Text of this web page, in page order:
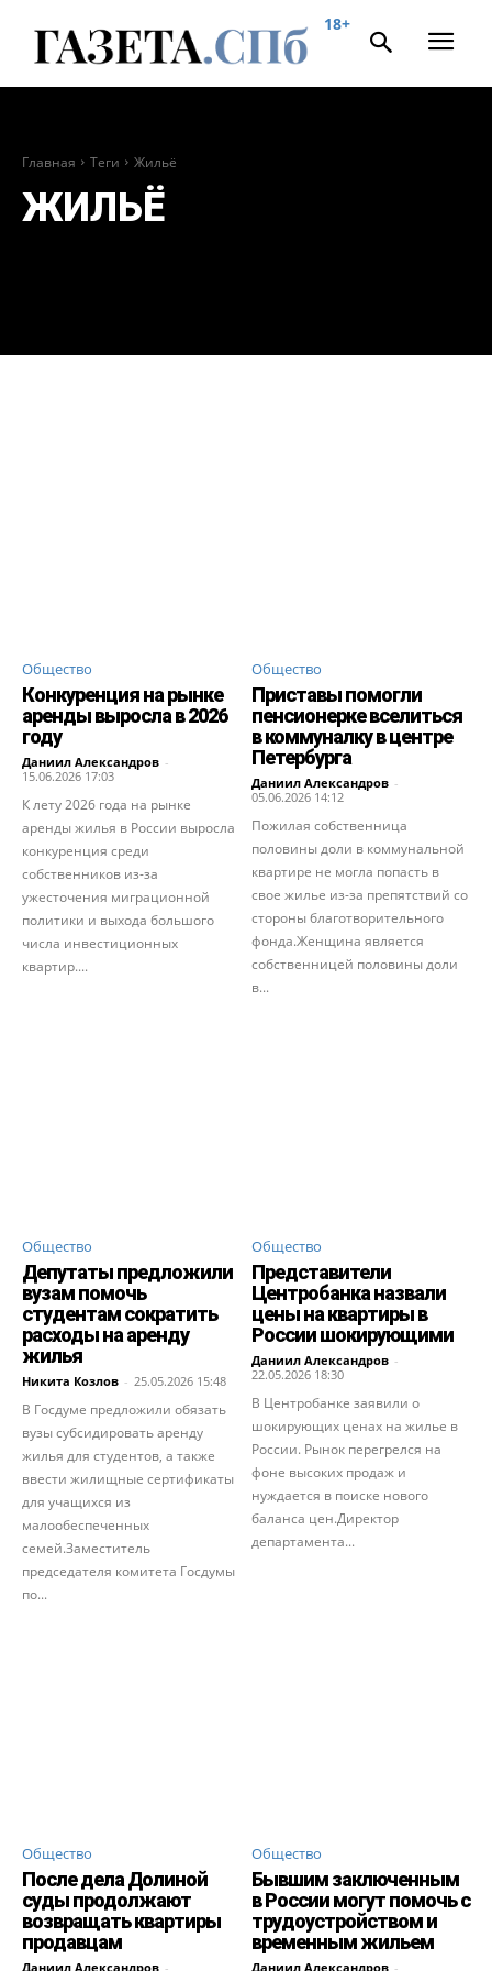
18+
Главная Теги Жильё
ЖИЛЬЁ
Общество
Конкуренция на рынке
аренды выросла в 2026
году
Даниил Александров -
15.06.2026 17:03
К лету 2026 года на рынке
аренды жилья в России выросла
конкуренция среди
собственников из-за
ужесточения миграционной
политики и выхода большого
числа инвестиционных
квартир....
Общество
Приставы помогли
пенсионерке вселиться
в коммуналку в центре
Петербурга
Даниил Александров -
05.06.2026 14:12
Пожилая собственница
половины доли в коммунальной
квартире не могла попасть в
свое жилье из-за препятствий со
стороны благотворительного
фонда.Женщина является
собственницей половины доли
в...
Общество
Депутаты предложили
вузам помочь
студентам сократить
расходы на аренду
жилья
Никита Козлов - 25.05.2026 15:48
В Госдуме предложили обязать
вузы субсидировать аренду
жилья для студентов, а также
ввести жилищные сертификаты
для учащихся из
малообеспеченных
семей.Заместитель
председателя комитета Госдумы
по...
Общество
Представители
Центробанка назвали
цены на квартиры в
России шокирующими
Даниил Александров -
22.05.2026 18:30
В Центробанке заявили о
шокирующих ценах на жилье в
России. Рынок перегрелся на
фоне высоких продаж и
нуждается в поиске нового
баланса цен.Директор
департамента...
Общество
После дела Долиной
суды продолжают
возвращать квартиры
продавцам
Даниил Александров -
Общество
Бывшим заключенным
в России могут помочь с
трудоустройством и
временным жильем
Даниил Александров -